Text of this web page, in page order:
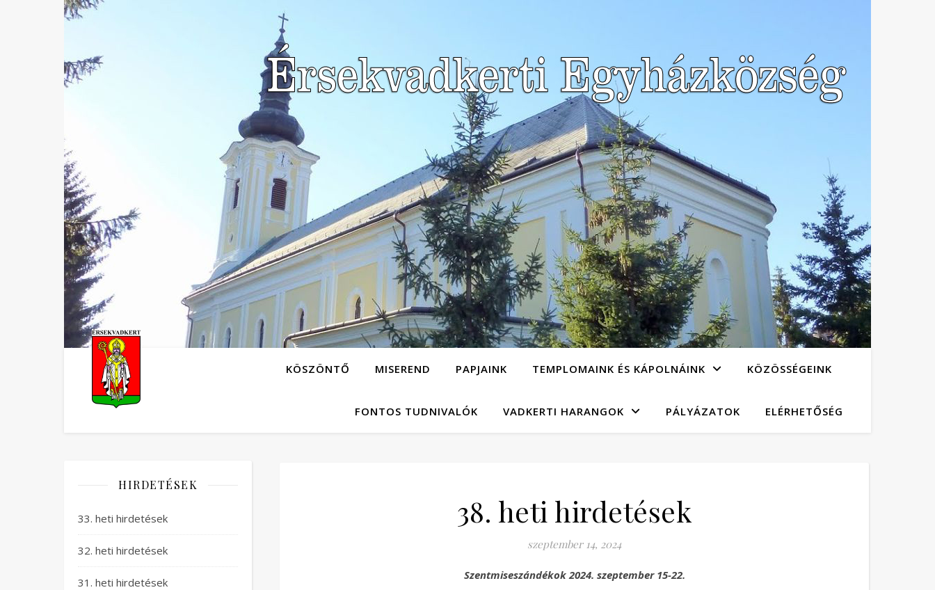
KÖSZÖNTŐ MISEREND PAPJAINK TEMPLOMAINK ÉS KÁPOLNÁINK KÖZÖSSÉGEINK
FONTOS TUDNIVALÓK VADKERTI HARANGOK PÁLYÁZATOK ELÉRHETŐSÉG
HIRDETÉSEK
33. heti hirdetések
32. heti hirdetések
31. heti hirdetések
38. heti hirdetések
szeptember 14, 2024
Szentmiseszándékok 2024. szeptember 15-22.